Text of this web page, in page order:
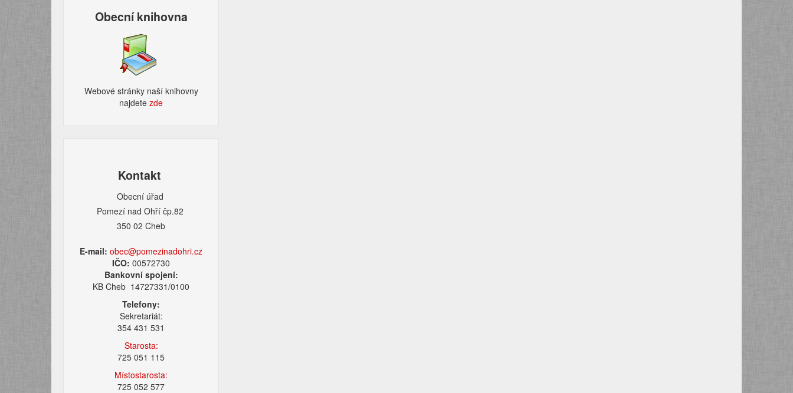
Obecní knihovna
Webové stránky naší knihovny
najdetezde​
Kontakt
Obecní úřad
Pomezí nad Ohří čp.82
350 02 Cheb
E-mail: obec@pomezinadohri.cz
IČO:00572730
Bankovní spojení:
KB Cheb 14727331/0100
Telefony:
Sekretariát:
354 431 531
Starosta:
725 051 115
Místostarosta:
725 052 577